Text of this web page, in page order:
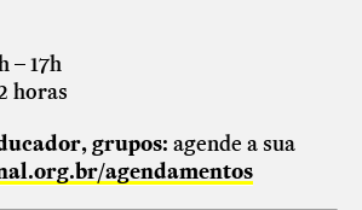
– 17h
horas
grupos: agende a sua
agendamentos